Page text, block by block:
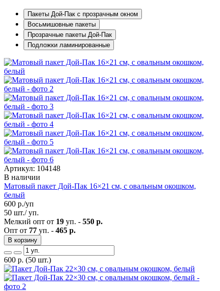
Пакеты Дой-Пак с прозрачным окном
Восьмишовные пакеты
Прозрачные пакеты Дой-Пак
Подложки ламинированные
Артикул: 104148
В наличии
Матовый пакет Дой-Пак 16×21 см, с овальным окошком,
белый
600 р./уп
50 шт./ уп.
Мелкий опт от 19 уп. - 550 р.
Опт от 77 уп. - 465 р.
В корзину
600 р. (50 шт.)